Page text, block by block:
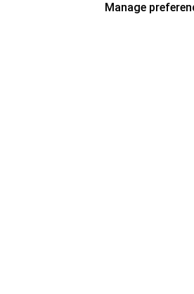
Manage